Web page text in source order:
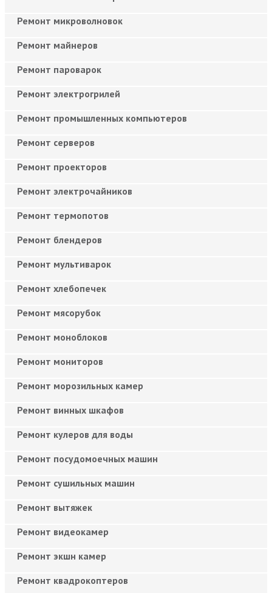
Ремонт микроволновок
Ремонт майнеров
Ремонт пароварок
Ремонт электрогрилей
Ремонт промышленных компьютеров
Ремонт серверов
Ремонт проекторов
Ремонт электрочайников
Ремонт термопотов
Ремонт блендеров
Ремонт мультиварок
Ремонт хлебопечек
Ремонт мясорубок
Ремонт моноблоков
Ремонт мониторов
Ремонт морозильных камер
Ремонт винных шкафов
Ремонт кулеров для воды
Ремонт посудомоечных машин
Ремонт сушильных машин
Ремонт вытяжек
Ремонт видеокамер
Ремонт экшн камер
Ремонт квадрокоптеров